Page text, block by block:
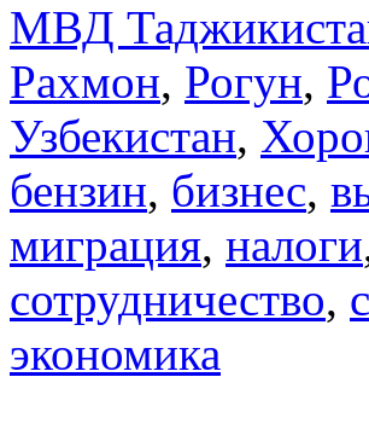
МВД
Рахмон, Рогун,
Узбекистан,
бензин, бизнес,
миграция, налоги
сотрудничество,
экономика